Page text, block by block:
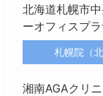
北海道札幌市
ーオフィスプ
札幌院（
湘南AGAクリ